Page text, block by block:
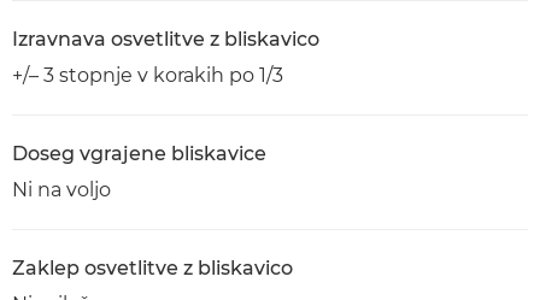
Izravnava osvetlitve z bliskavico
+/– 3 stopnje v korakih po 1/3
Doseg vgrajene bliskavice
Ni na voljo
Zaklep osvetlitve z bliskavico